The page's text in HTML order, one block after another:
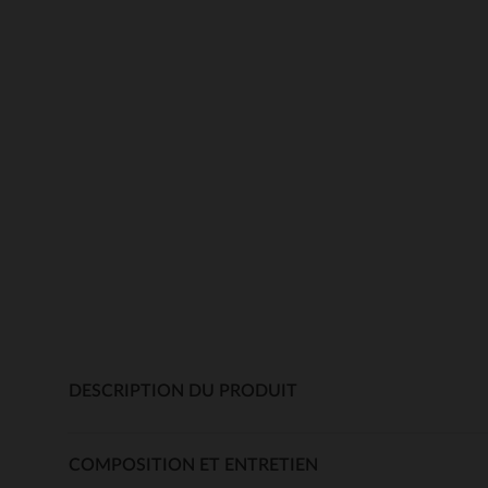
DESCRIPTION DU PRODUIT
COMPOSITION ET ENTRETIEN